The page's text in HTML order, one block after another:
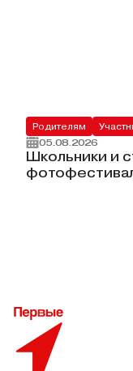
Родителям
05.08.2026
Школьники и